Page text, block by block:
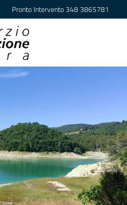
Pronto Intervento348 3865781